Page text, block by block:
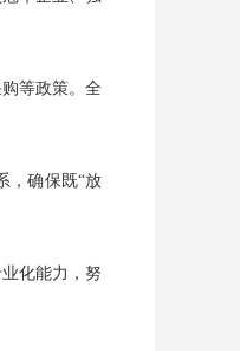
等政策。全
，确保既“放
化能力，努